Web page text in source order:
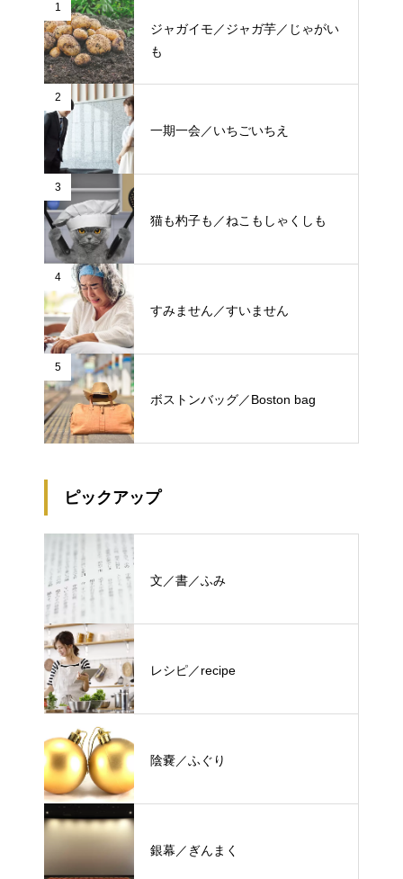
1
ジャガイモ／ジャガ芋／じゃがい
も
2
一期一会／いちごいちえ
3
猫も杓子も／ねこもしゃくしも
4
すみません／すいません
5
ボストンバッグ／Boston bag
ピックアップ
文／書／ふみ
レシピ／recipe
陰嚢／ふぐり
銀幕／ぎんまく